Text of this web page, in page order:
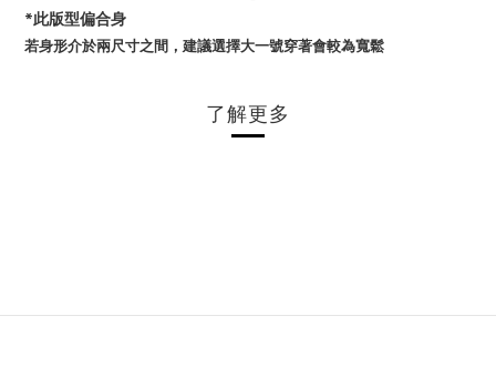
*此版型偏合身
若身形介於兩尺寸之間，建議選擇大一號穿著會較為寬鬆
了解更多